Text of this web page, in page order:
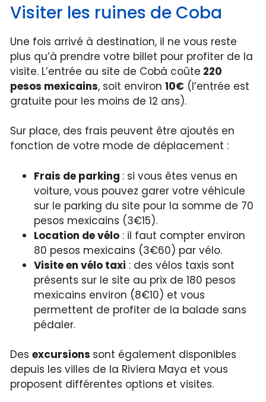
Visiter les ruines de Coba
Une fois arrivé à destination, il ne vous reste
plus qu’à prendre votre billet pour profiter de la
visite. L’entrée au site de Cobá coûte 220
pesos mexicains, soit environ10€ (l’entrée est
gratuite pour les moins de 12 ans).
Sur place, des frais peuvent être ajoutés en
fonction de votre mode de déplacement :
Frais de parking : si vous êtes venus en
voiture, vous pouvez garer votre véhicule
sur le parking du site pour la somme de 70
pesos mexicains (3€15).
Location de vélo : il faut compter environ
80 pesos mexicains (3€60) par vélo.
Visite en vélo taxi : des vélos taxis sont
présents sur le site au prix de 180 pesos
mexicains environ (8€10) et vous
permettent de profiter de la balade sans
pédaler.
Desexcursions sont également disponibles
depuis les villes de la Riviera Maya et vous
proposent différentes options et visites.